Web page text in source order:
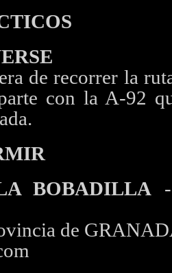
de recorrer la
con la A-92
BOBADILLA
de